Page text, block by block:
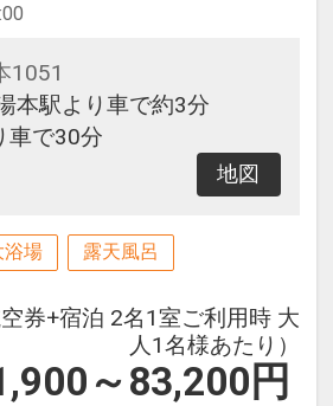
1051
本駅より車で約3分
車で30分
地図
浴場 露天風呂
空券+宿泊 2名1室ご利用時 大
人1名様あたり）
～83,200 円